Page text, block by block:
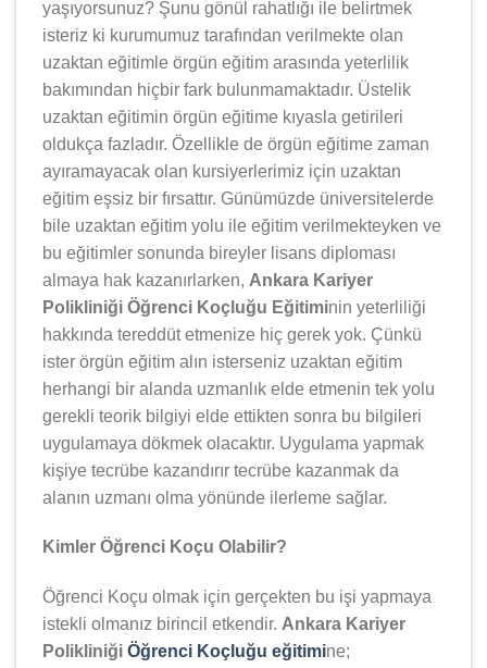
yaşıyorsunuz? Şunu gönül rahatlığı ile belirtmek
isteriz ki kurumumuz tarafından verilmekte olan
uzaktan eğitimle örgün eğitim arasında yeterlilik
bakımından hiçbir fark bulunmamaktadır. Üstelik
uzaktan eğitimin örgün eğitime kıyasla getirileri
oldukça fazladır. Özellikle de örgün eğitime zaman
ayıramayacak olan kursiyerlerimiz için uzaktan
eğitim eşsiz bir fırsattır. Günümüzde üniversitelerde
bile uzaktan eğitim yolu ile eğitim verilmekteyken ve
bu eğitimler sonunda bireyler lisans diploması
almaya hak kazanırlarken, Ankara Kariyer
Polikliniği Öğrenci Koçluğu Eğitiminin yeterliliği
hakkında tereddüt etmenize hiç gerek yok. Çünkü
ister örgün eğitim alın isterseniz uzaktan eğitim
herhangi bir alanda uzmanlık elde etmenin tek yolu
gerekli teorik bilgiyi elde ettikten sonra bu bilgileri
uygulamaya dökmek olacaktır. Uygulama yapmak
kişiye tecrübe kazandırır tecrübe kazanmak da
alanın uzmanı olma yönünde ilerleme sağlar.
Kimler Öğrenci Koçu Olabilir?
Öğrenci Koçu olmak için gerçekten bu işi yapmaya
istekli olmanız birincil etkendir. Ankara Kariyer
Polikliniği Öğrenci Koçluğu eğitimine;